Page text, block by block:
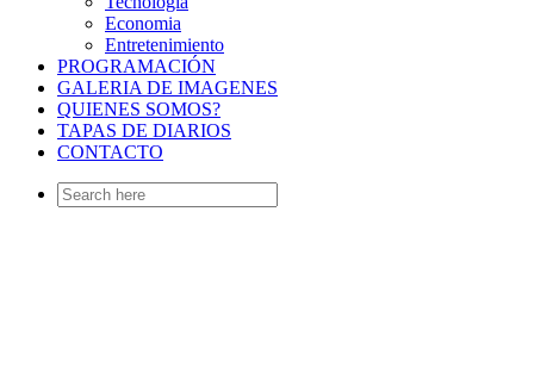
Economia
Entretenimiento
PROGRAMACIÓN
GALERIA DE IMAGENES
QUIENES SOMOS?
TAPAS DE DIARIOS
CONTACTO
Search
for: